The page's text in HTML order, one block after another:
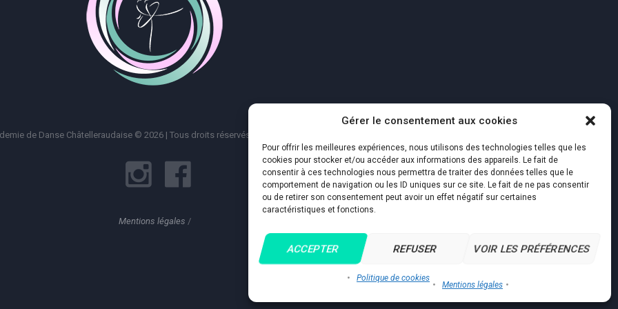
Gérer le consentement aux cookies
Pour offrir les meilleures expériences, nous utilisons des technologies telles que les
cookies pour stocker et/ou accéder aux informations des appareils. Le fait de
consentir à ces technologies nous permettra de traiter des données telles que le
comportement de navigation ou les ID uniques sur ce site. Le fait de ne pas consentir
ou de retirer son consentement peut avoir un effet négatif sur certaines
caractéristiques et fonctions.
ACCEPTER REFUSER VOIR LES PRÉFÉRENCES
Politique de cookies
Mentions légales
de Danse Châtelleraudaise © 2026 | Tous droits réservés |
Mentions légales /